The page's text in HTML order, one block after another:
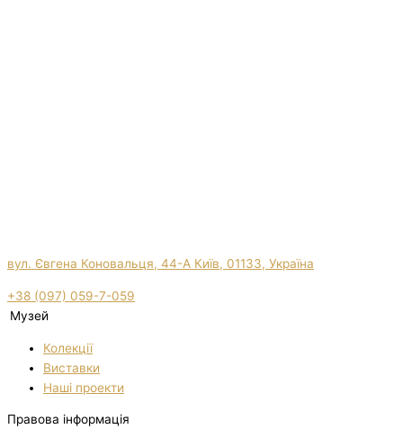
вул. Євгена Коновальця, 44-А Київ, 01133, Україна
+38 (097) 059-7-059
Музей
Колекції
Виставки
Нашi проекти
Правова інформація